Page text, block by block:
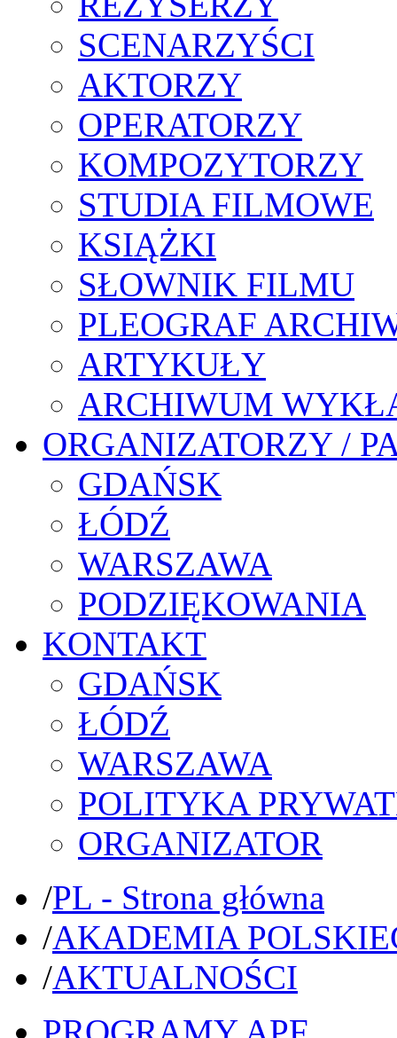
SCENARZYŚCI
AKTORZY
OPERATORZY
KOMPOZYTORZY
STUDIA FILMOWE
KSIĄŻKI
SŁOWNIK FILMU
PLEOGRAF
ARTYKUŁY
ARCHIWUM
ORGANIZATORZY /
GDAŃSK
ŁÓDŹ
WARSZAWA
PODZIĘKOWANIA
KONTAKT
GDAŃSK
ŁÓDŹ
WARSZAWA
POLITYKA
ORGANIZATOR
/PL - Strona główna
/AKADEMIA
/AKTUALNOŚCI